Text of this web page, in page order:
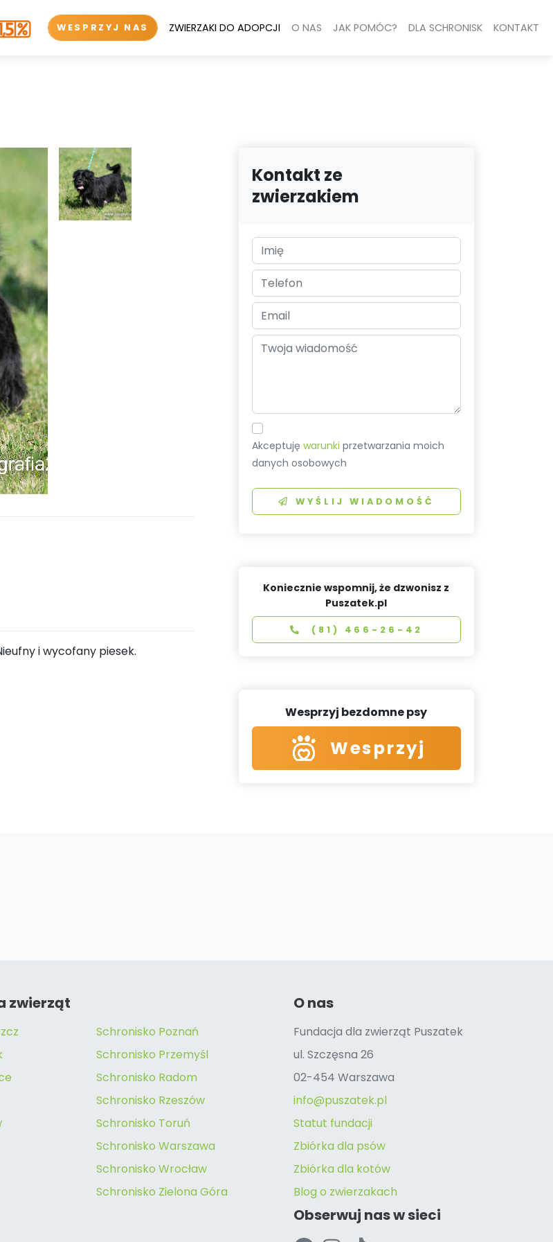
WESPRZYJ NAS ZWIERZAKI DO ADOPCJI O NAS JAK POMÓC? DLA SCHRONISK KONTAKT
i wycofany piesek.
Kontakt ze
zwierzakiem
Akceptujęwarunki przetwarzania moich
danych osobowych
WYŚLIJ WIADOMOŚĆ
Koniecznie wspomnij, że dzwonisz z
Puszatek.pl
(81) 466-26-42
Wesprzyj bezdomne psy
Wesprzyj
zwierząt
Schronisko Poznań
Schronisko Przemyśl
Schronisko Radom
Schronisko Rzeszów
Schronisko Toruń
Schronisko Warszawa
Schronisko Wrocław
Schronisko Zielona Góra
O nas
Fundacja dla zwierząt Puszatek
ul. Szczęsna 26
02-454 Warszawa
info@puszatek.pl
Statut fundacji
Zbiórka dla psów
Zbiórka dla kotów
Blog o zwierzakach
Obserwuj nas w sieci